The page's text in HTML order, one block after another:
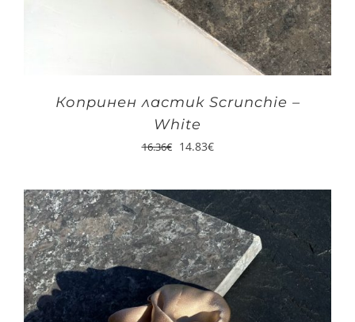
Копринен ластик Scrunchie –
White
16.36€ 14.83€